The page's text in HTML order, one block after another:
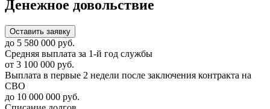
Денежное довольствие
Оставить заявку
до 5 580 000 руб.
Средняя выплата за 1-й год службы
от 3 100 000 руб.
Выплата в первые 2 недели после заключения контракта на
СВО
до 10 000 000 руб.